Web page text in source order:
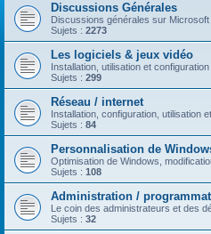
Discussions Générales
Discussions générales sur Microsoft
Sujets : 2273
Les logiciels & jeux vidéo
Installation, utilisation et
Sujets : 299
Réseau / internet
Installation, configuration, utilisation
Sujets : 84
Personnalisation de
Optimisation de Windows,
Sujets : 108
Administration /
Le coin des administrateurs et des
Sujets : 32